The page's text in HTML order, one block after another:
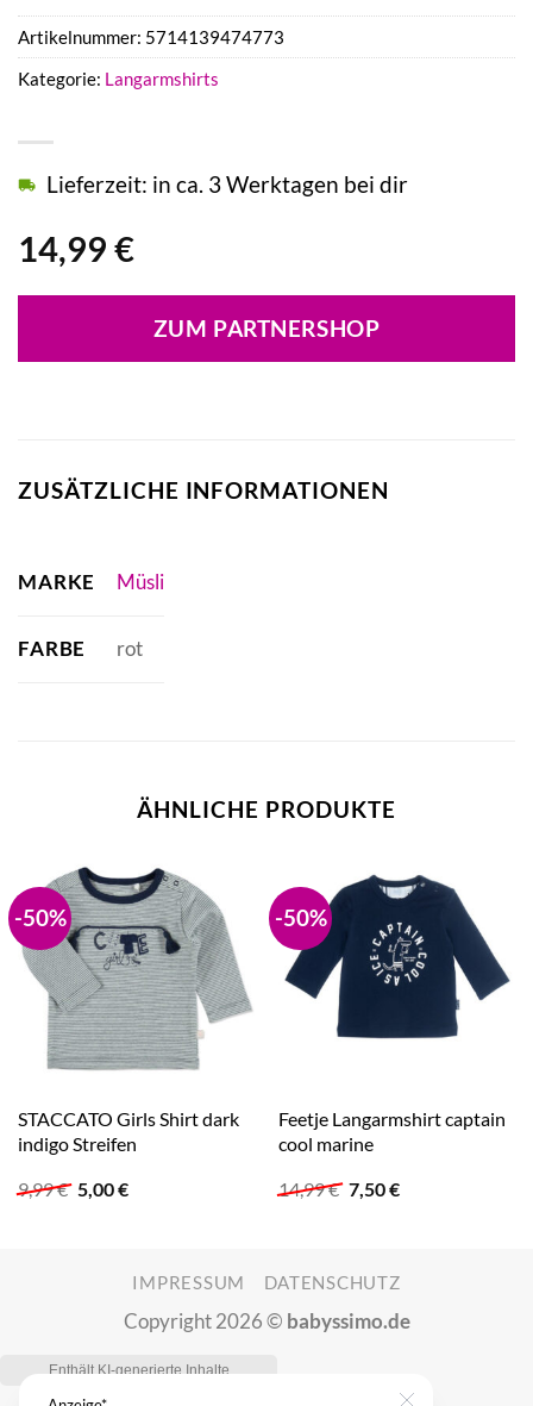
14,99 €
Lieferzeit: in ca. 3 Werktagen bei dir
ZUM PARTNERSHOP
Artikelnummer: 5714139474773
Kategorie: Langarmshirts
ZUSÄTZLICHE INFORMATIONEN
MARKE Müsli
FARBE rot
ÄHNLICHE PRODUKTE
-50%
STACCATO Girls Shirt dark
indigo Streifen
9,99€ Ursprünglicher
Preis
5,00€Aktueller
-50%
Feetje Langarmshirt captain
cool marine
14,99€ Ursprünglicher
Preis
7,50€Aktueller
IMPRESSUM DATENSCHUTZ
Copyright 2026 © babyssimo.de